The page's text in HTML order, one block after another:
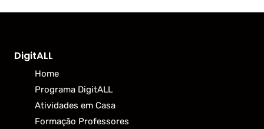
DigitALL
Home
Programa DigitALL
Atividades em Casa
Formação Professores